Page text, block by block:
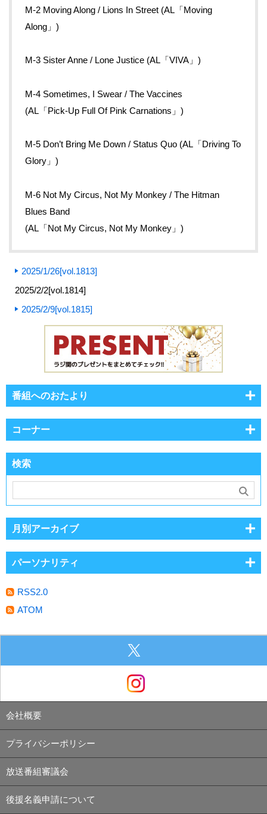
M-2 Moving Along / Lions In Street (AL「Moving
Along」)
M-3 Sister Anne / Lone Justice (AL「VIVA」)
M-4 Sometimes, I Swear / The Vaccines
(AL「Pick-Up Full Of Pink Carnations」)
M-5 Don’t Bring Me Down / Status Quo (AL「Driving To
Glory」)
M-6 Not My Circus, Not My Monkey / The Hitman
Blues Band
(AL「Not My Circus, Not My Monkey」)
2025/1/26[vol.1813]
2025/2/2[vol.1814]
2025/2/9[vol.1815]
番組へのおたより
コーナー
検索
月別アーカイブ
パーソナリティ
RSS2.0
ATOM
会社概要
プライバシーポリシー
放送番組審議会
後援名義申請について